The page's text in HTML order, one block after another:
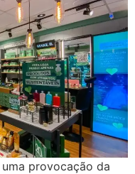
provocação da